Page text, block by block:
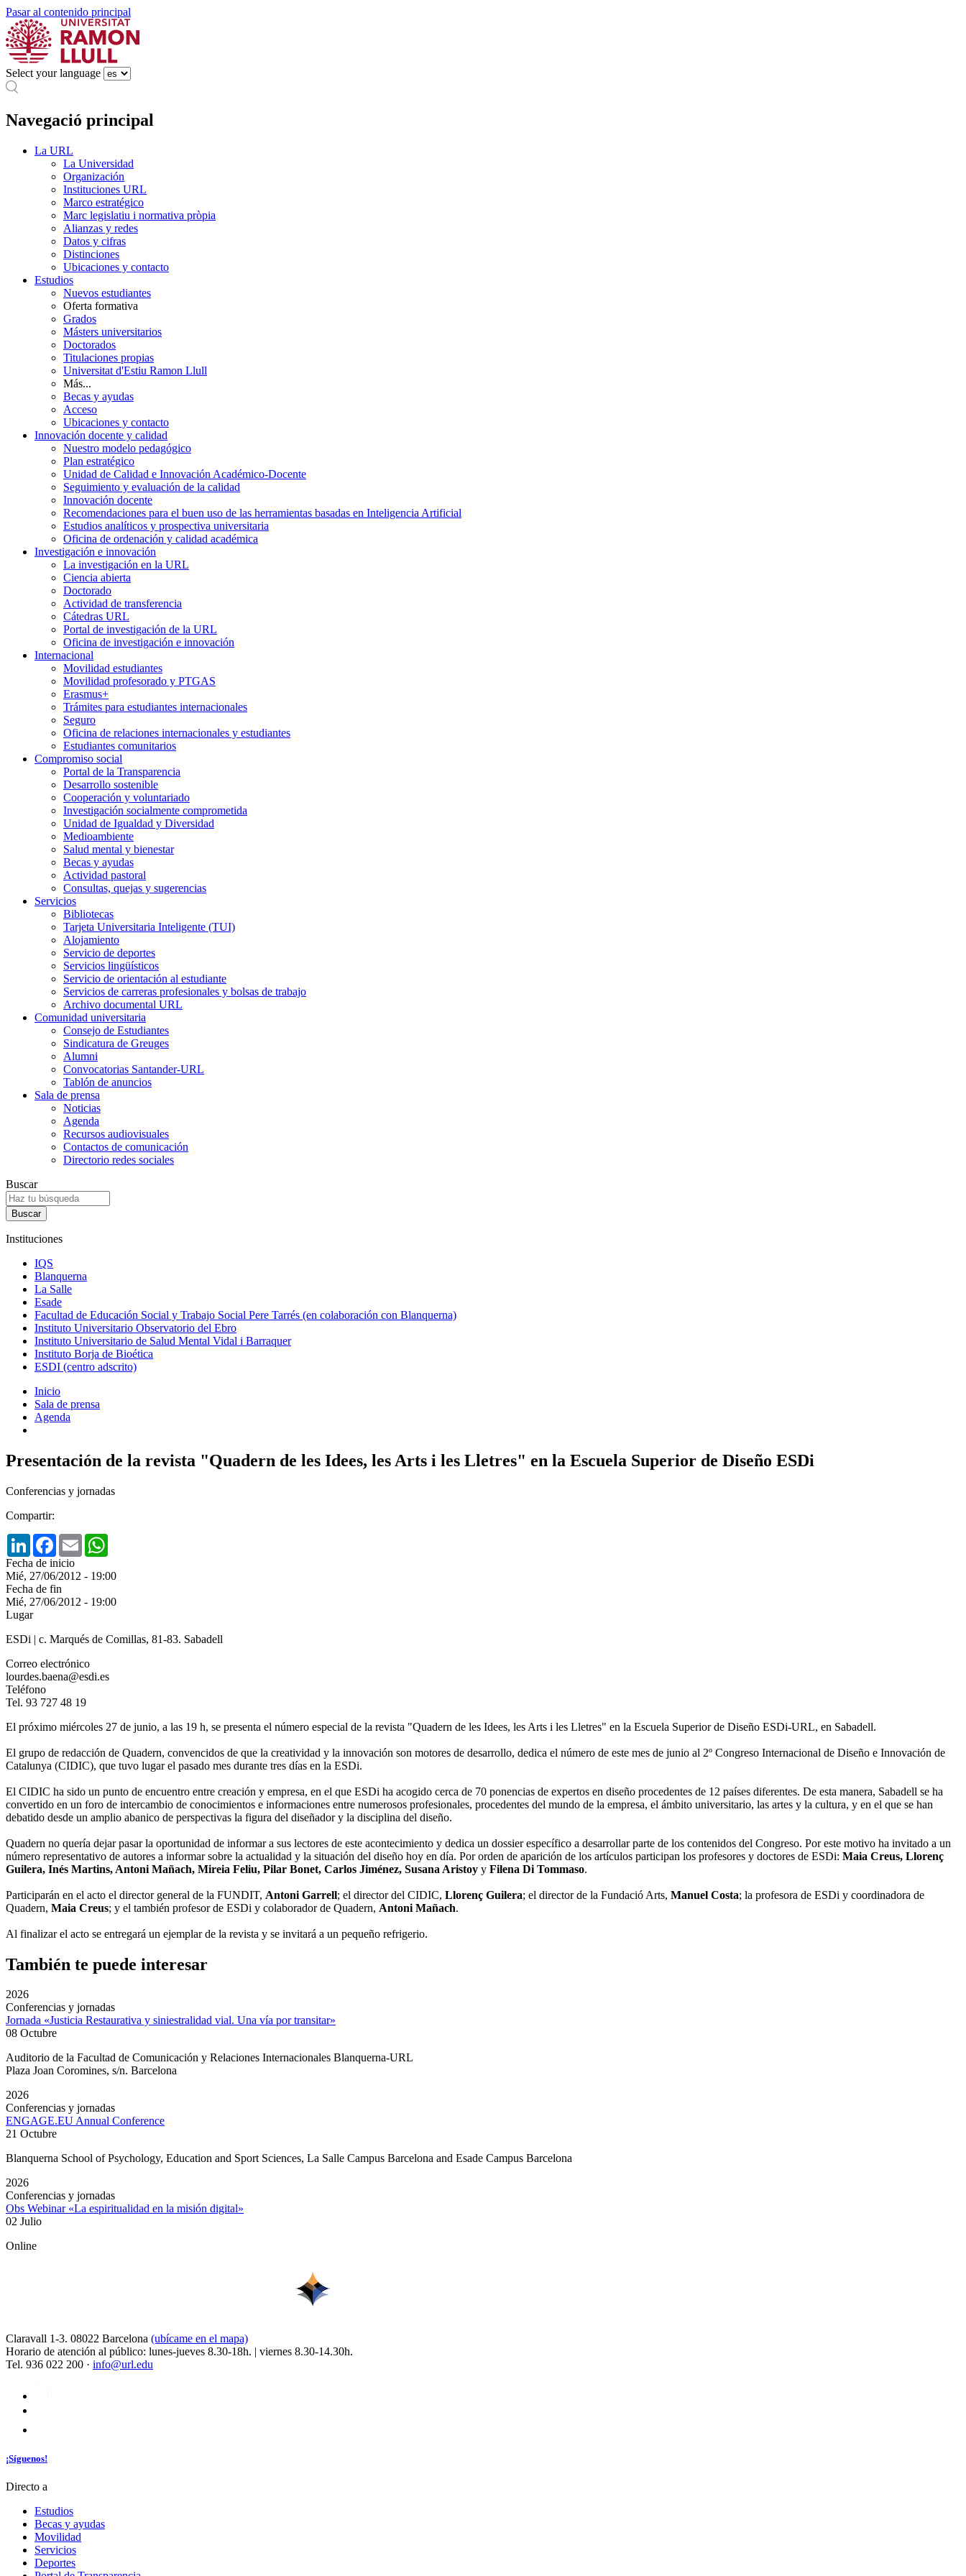
Pasar al contenido principal
Select your language
Navegació principal
La URL
La Universidad
Organización
Instituciones URL
Marco estratégico
Marc legislatiu i normativa pròpia
Alianzas y redes
Datos y cifras
Distinciones
Ubicaciones y contacto
Estudios
Nuevos estudiantes
Oferta formativa
Grados
Másters universitarios
Doctorados
Titulaciones propias
Universitat d'Estiu Ramon Llull
Más...
Becas y ayudas
Acceso
Ubicaciones y contacto
Innovación docente y calidad
Nuestro modelo pedagógico
Plan estratégico
Unidad de Calidad e Innovación Académico-Docente
Seguimiento y evaluación de la calidad
Innovación docente
Recomendaciones para el buen uso de las herramientas basadas en Inteligencia Artificial
Estudios analíticos y prospectiva universitaria
Oficina de ordenación y calidad académica
Investigación e innovación
La investigación en la URL
Ciencia abierta
Doctorado
Actividad de transferencia
Cátedras URL
Portal de investigación de la URL
Oficina de investigación e innovación
Internacional
Movilidad estudiantes
Movilidad profesorado y PTGAS
Erasmus+
Trámites para estudiantes internacionales
Seguro
Oficina de relaciones internacionales y estudiantes
Estudiantes comunitarios
Compromiso social
Portal de la Transparencia
Desarrollo sostenible
Cooperación y voluntariado
Investigación socialmente comprometida
Unidad de Igualdad y Diversidad
Medioambiente
Salud mental y bienestar
Becas y ayudas
Actividad pastoral
Consultas, quejas y sugerencias
Servicios
Bibliotecas
Tarjeta Universitaria Inteligente (TUI)
Alojamiento
Servicio de deportes
Servicios lingüísticos
Servicio de orientación al estudiante
Servicios de carreras profesionales y bolsas de trabajo
Archivo documental URL
Comunidad universitaria
Consejo de Estudiantes
Sindicatura de Greuges
Alumni
Convocatorias Santander-URL
Tablón de anuncios
Sala de prensa
Noticias
Agenda
Recursos audiovisuales
Contactos de comunicación
Directorio redes sociales
Buscar
Instituciones
IQS
Blanquerna
La Salle
Esade
Facultad de Educación Social y Trabajo Social Pere Tarrés (en colaboración con Blanquerna)
Instituto Universitario Observatorio del Ebro
Instituto Universitario de Salud Mental Vidal i Barraquer
Instituto Borja de Bioética
ESDI (centro adscrito)
Inicio
Sala de prensa
Agenda
Presentación de la revista "Quadern de les Idees, les Arts i les Lletres" en la Escuela Superior de Diseño ESDi
Conferencias y jornadas
Compartir:
LinkedInFacebook
Email
Fecha de inicio
Mié, 27/06/2012 - 19:00
Fecha de fin
Mié, 27/06/2012 - 19:00
Lugar
ESDi | c. Marqués de Comillas, 81-83. Sabadell
Correo electrónico
lourdes.baena@esdi.es
Teléfono
Tel. 93 727 48 19
El próximo miércoles 27 de junio, a las 19 h, se presenta el número especial de la revista "Quadern de les Idees, les Arts i les Lletres" en la Escuela Superior de Diseño ESDi-URL, en Sabadell.
El grupo de redacción de Quadern, convencidos de que la creatividad y la innovación son motores de desarrollo, dedica el número de este mes de junio al 2º Congreso Internacional de Diseño e Innovación de
Catalunya (CIDIC), que tuvo lugar el pasado mes durante tres días en la ESDi.
El CIDIC ha sido un punto de encuentro entre creación y empresa, en el que ESDi ha acogido cerca de 70 ponencias de expertos en diseño procedentes de 12 países diferentes. De esta manera, Sabadell se ha
convertido en un foro de intercambio de conocimientos e informaciones entre numerosos profesionales, procedentes del mundo de la empresa, el ámbito universitario, las artes y la cultura, y en el que se han
debatido desde un amplio abanico de perspectivas la figura del diseñador y la disciplina del diseño.
Quadern no quería dejar pasar la oportunidad de informar a sus lectores de este acontecimiento y dedica un dossier específico a desarrollar parte de los contenidos del Congreso. Por este motivo ha invitado a un
número representativo de autores a informar sobre la actualidad y la situación del diseño hoy en día. Por orden de aparición de los artículos participan los profesores y doctores de ESDi: Maia Creus, Llorenç
Guilera, Inés Martins, Antoni Mañach, Mireia Feliu, Pilar Bonet, Carlos Jiménez, Susana Aristoy y Filena Di Tommaso.
Participarán en el acto el director general de la FUNDIT, Antoni Garrell; el director del CIDIC, Llorenç Guilera; el director de la Fundació Arts, Manuel Costa; la profesora de ESDi y coordinadora de
Quadern, Maia Creus; y el también profesor de ESDi y colaborador de Quadern, Antoni Mañach.
Al finalizar el acto se entregará un ejemplar de la revista y se invitará a un pequeño refrigerio.
También te puede interesar
2026
Conferencias y jornadas
Jornada «Justicia Restaurativa y siniestralidad vial. Una vía por transitar»
08 Octubre
Auditorio de la Facultad de Comunicación y Relaciones Internacionales Blanquerna-URL
Plaza Joan Coromines, s/n. Barcelona
2026
Conferencias y jornadas
ENGAGE.EU Annual Conference
21 Octubre
Blanquerna School of Psychology, Education and Sport Sciences, La Salle Campus Barcelona and Esade Campus Barcelona
2026
Conferencias y jornadas
Obs Webinar «La espiritualidad en la misión digital»
02 Julio
Online
Claravall 1-3. 08022 Barcelona (ubícame en el mapa)
Horario de atención al público: lunes-jueves 8.30-18h. | viernes 8.30-14.30h.
Tel. 936 022 200 · info@url.edu
¡Síguenos!
Directo a
Estudios
Becas y ayudas
Movilidad
Servicios
Deportes